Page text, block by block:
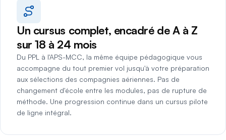
Un cursus complet, encadré de A à Z
sur 18 à 24 mois
Du PPL à l'APS-MCC, la même équipe pédagogique vous
accompagne du tout premier vol jusqu'à votre préparation
aux sélections des compagnies aériennes. Pas de
changement d'école entre les modules, pas de rupture de
méthode. Une progression continue dans un cursus pilote
de ligne intégral.